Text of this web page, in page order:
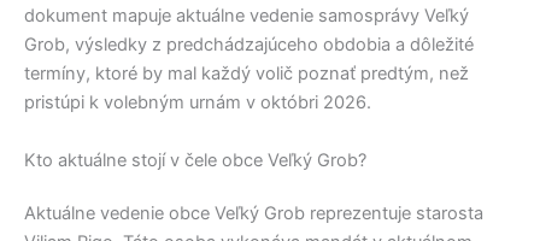
dokument mapuje aktuálne vedenie samosprávy Veľký
Grob, výsledky z predchádzajúceho obdobia a dôležité
termíny, ktoré by mal každý volič poznať predtým, než
pristúpi k volebným urnám v októbri 2026.
Kto aktuálne stojí v čele obce Veľký Grob?
Aktuálne vedenie obce Veľký Grob reprezentuje starosta